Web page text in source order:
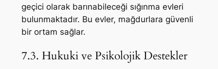
geçici olarak barınabileceği sığınma evleri
bulunmaktadır. Bu evler, mağdurlara güvenli
bir ortam sağlar.
7.3. Hukuki ve Psikolojik Destekler